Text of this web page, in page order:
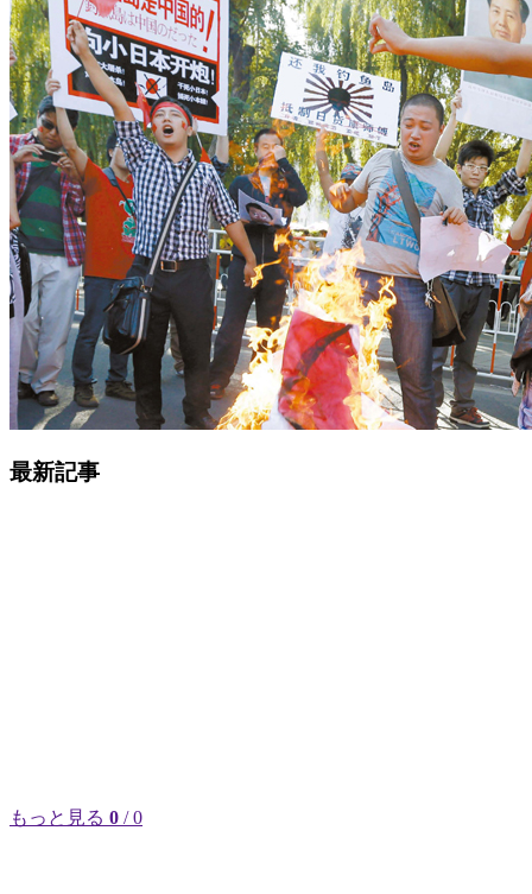
最新記事
もっと見る 0 / 0